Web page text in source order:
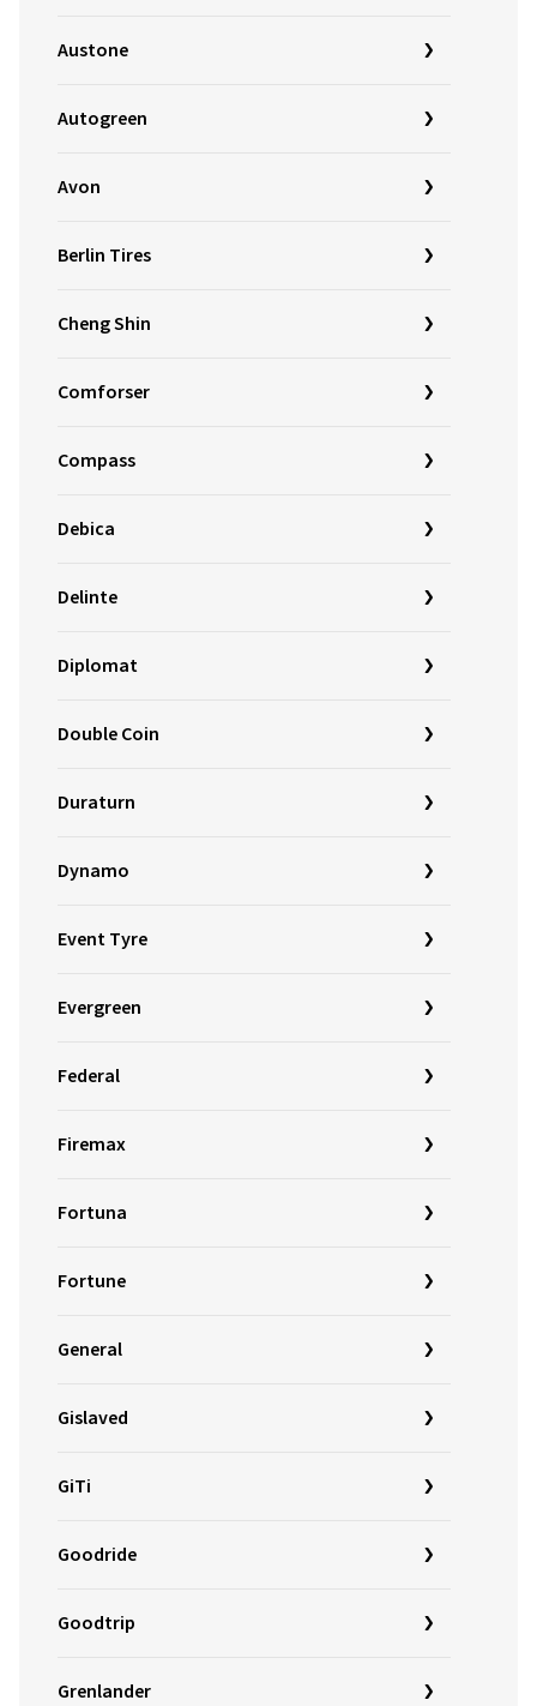
Austone
Autogreen
Avon
Berlin Tires
Cheng Shin
Comforser
Compass
Debica
Delinte
Diplomat
Double Coin
Duraturn
Dynamo
Event Tyre
Evergreen
Federal
Firemax
Fortuna
Fortune
General
Gislaved
GiTi
Goodride
Goodtrip
Grenlander